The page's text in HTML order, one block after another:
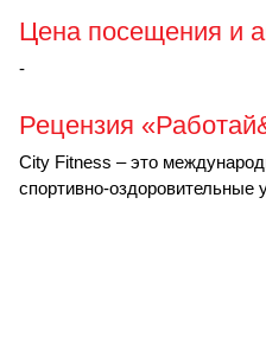
Цена посещения и
-
Рецензия
City Fitness – это
спортивно-оздоровительные